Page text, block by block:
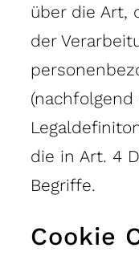
über die Art,
der
(nachfolgend
die in Art. 4
Begriffe.
Cookie